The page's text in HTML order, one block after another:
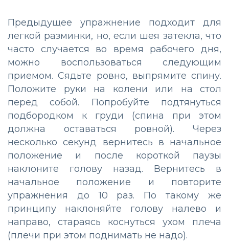
Предыдущее упражнение подходит для
легкой разминки, но, если шея затекла, что
часто случается во время рабочего дня,
можно воспользоваться следующим
приемом. Сядьте ровно, выпрямите спину.
Положите руки на колени или на стол
перед собой. Попробуйте подтянуться
подбородком к груди (спина при этом
должна оставаться ровной). Через
несколько секунд вернитесь в начальное
положение и после короткой паузы
наклоните голову назад. Вернитесь в
начальное положение и повторите
упражнения до 10 раз. По такому же
принципу наклоняйте голову налево и
направо, стараясь коснуться ухом плеча
(плечи при этом поднимать не надо).